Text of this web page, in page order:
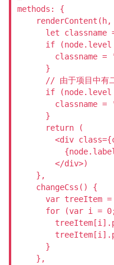
methods: {
let classname
if (node.level
classname =
      }
// 由于项目中有
if
classname =
      }
      return (
<div
        </div>)
    },
    changeCss() {
var treeItem
for (var i =
      }
    },